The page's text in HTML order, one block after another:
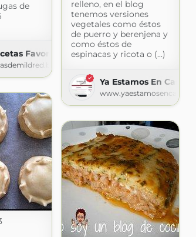
de
Favoritas
relleno, en el blog
tenemos versiones
vegetales como éstos
de puerro y berenjena y
como éstos de
espinacas y ricota o (...)
Ya Estamos En Casita